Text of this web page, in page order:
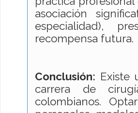
asociación
especialidad),
recompensa futura.
Conclusión: Existe
carrera de
colombianos.